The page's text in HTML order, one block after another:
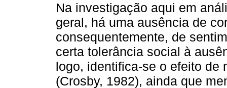
Na investigação aqui em
geral, há uma ausência de
consequentemente, de
certa tolerância social à
logo, identifica-se o efeito de
(Crosby, 1982), ainda que